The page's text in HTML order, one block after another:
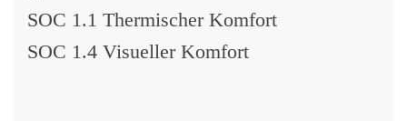
SOC 1.1 Thermischer Komfort
SOC 1.4 Visueller Komfort